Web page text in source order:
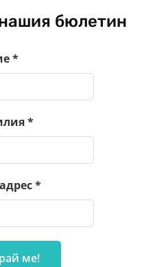
бюлетин
*
*
*